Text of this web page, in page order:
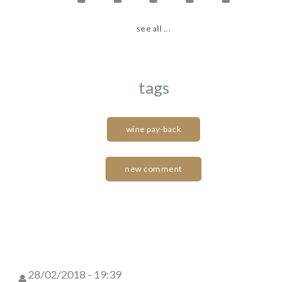
see all ...
tags
wine pay-back
new comment
28/02/2018 - 19:39